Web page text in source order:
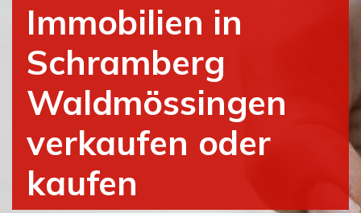
Immobilien in
Schramberg
Waldmössingen
verkaufen oder
kaufen